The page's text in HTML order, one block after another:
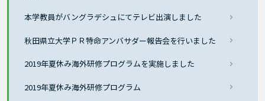
本学教員がバングラデシュにてテレビ出演しました
秋田県立大学ＰＲ特命アンバサダー報告会を行いました
2019年夏休み海外研修プログラムを実施しました
2019年夏休み海外研修プログラム